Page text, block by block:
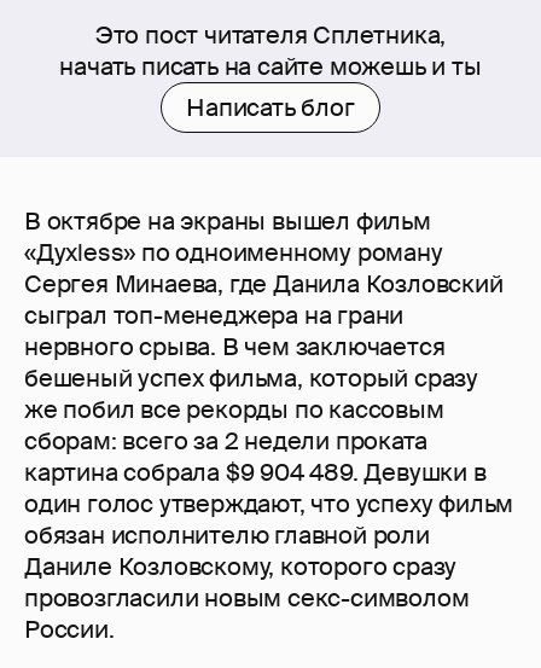
Это пост читателя Сплетника,
начать писать на сайте можешь и ты
Написать блог
В октябре на экраны вышел фильм
«Духless» по одноименному роману
Сергея Минаева, где Данила Козловский
сыграл топ-менеджера на грани
нервного срыва. В чем заключается
бешеный успех фильма, который сразу
же побил все рекорды по кассовым
сборам: всего за 2 недели проката
картина собрала $9 904 489. Девушки в
один голос утверждают, что успеху фильм
обязан исполнителю главной роли
Даниле Козловскому, которого сразу
провозгласили новым секс-символом
России.